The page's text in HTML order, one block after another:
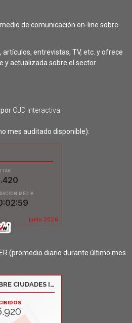
de comunicación on-line sobre
entrevistas, TV, etc. y ofrece
actualizada sobre el sector.
OJD Interactiva
mes auditado disponible):
(promedio diario durante último mes